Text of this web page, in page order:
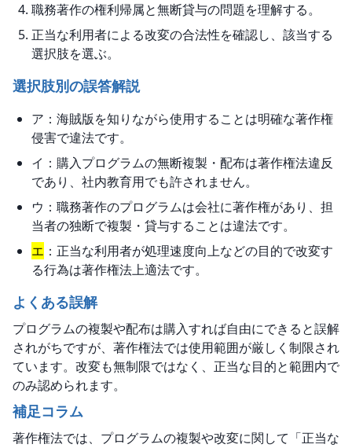
職務著作の権利帰属と無断貸与の問題を理解する。
正当な利用者による改変の合法性を確認し、該当する
選択肢を選ぶ。
選択肢別の誤答解説
ア：海賊版を知りながら使用することは明確な著作権
侵害で違法です。
イ：購入プログラムの無断複製・配布は著作権法違反
であり、社内教育用でも許されません。
ウ：職務著作のプログラムは会社に著作権があり、担
当者の独断で複製・貸与することは違法です。
エ ：正当な利用者が処理速度向上などの目的で改変す
る行為は著作権法上適法です。
よくある誤解
プログラムの複製や配布は購入すれば自由にできると誤解
されがちですが、著作権法では使用範囲が厳しく制限され
ています。改変も無制限ではなく、正当な目的と範囲内で
のみ認められます。
補足コラム
著作権法では、プログラムの複製や改変に関して「正当な